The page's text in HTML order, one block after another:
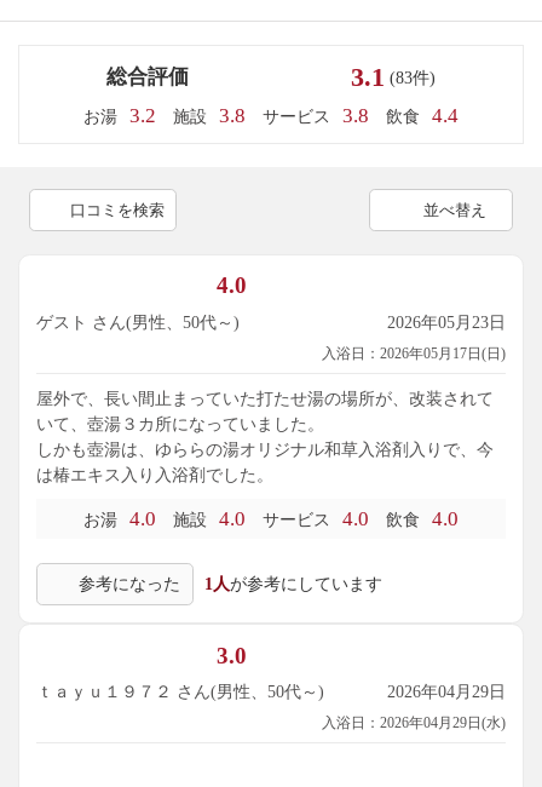
総合評価 3.1 (83件)
お湯 3.2 施設 3.8 サービス 3.8 飲食 4.4
口コミを検索 並べ替え
4.0
ゲスト さん(男性、50代～) 2026年05月23日
入浴日：2026年05月17日(日)
屋外で、長い間止まっていた打たせ湯の場所が、改装されて
いて、壺湯３カ所になっていました。
しかも壺湯は、ゆららの湯オリジナル和草入浴剤入りで、今
は椿エキス入り入浴剤でした。
お湯 4.0 施設 4.0 サービス 4.0 飲食 4.0
参考になった 1人が参考にしています
3.0
ｔａｙｕ１９７２ さん(男性、50代～) 2026年04月29日
入浴日：2026年04月29日(水)